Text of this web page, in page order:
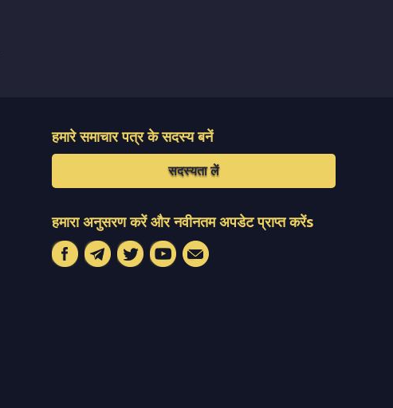
हमारे समाचार पत्र के सदस्य बनें
सदस्यता लें
हमारा अनुसरण करें और नवीनतम अपडेट प्राप्त करेंs